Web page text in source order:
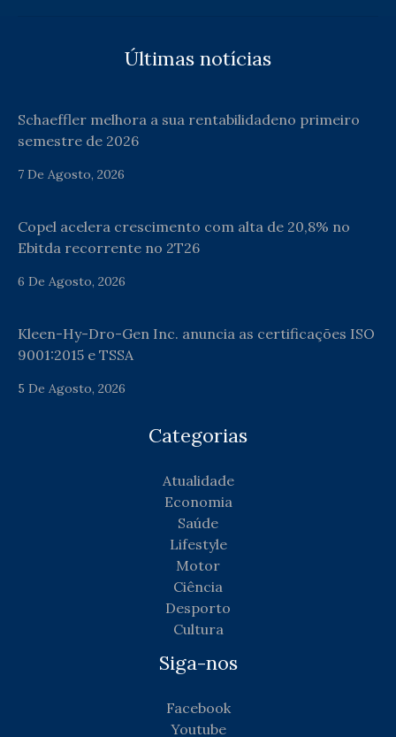
Últimas notícias
Schaeffler melhora a sua rentabilidadeno primeiro
semestre de 2026
7 De Agosto, 2026
Copel acelera crescimento com alta de 20,8% no
Ebitda recorrente no 2T26
6 De Agosto, 2026
Kleen-Hy-Dro-Gen Inc. anuncia as certificações ISO
9001:2015 e TSSA
5 De Agosto, 2026
Categorias
Atualidade
Economia
Saúde
Lifestyle
Motor
Ciência
Desporto
Cultura
Siga-nos
Facebook
Youtube